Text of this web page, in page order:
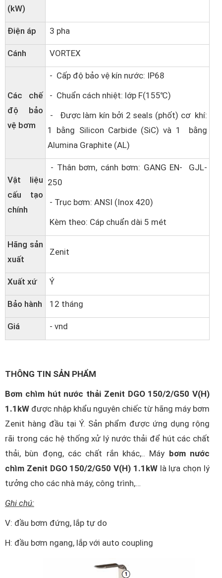
(kW)
Điện áp 3 pha
Cánh VORTEX
Các chế
độ bảo
vệ bơm
- Cấp độ bảo vệ kín nước: IP68
- Chuẩn cách nhiệt: lớp F(155℃)
- Được làm kín bởi 2 seals (phốt) cơ khí:
1 bằng Silicon Carbide (SiC) và 1 bằng
Alumina Graphite (AL)
Vật liệu
cấu tạo
chính
- Thân bơm, cánh bơm: GANG EN- GJL-
250
- Trục bơm: ANSI (Inox 420)
Kèm theo: Cáp chuẩn dài 5 mét
Hãng sản
xuất
Zenit
Xuất xứ Ý
Bảo hành 12 tháng
Giá - vnd
THÔNG TIN SẢN PHẨM
Bơm chìm hút nước thải Zenit DGO 150/2/G50 V(H)
1.1kW được nhập khẩu nguyên chiếc từ hãng máy bơm
Zenit hàng đầu tại Ý. Sản phẩm được ứng dụng rộng
rãi trong các hệ thống xử lý nước thải để hút các chất
thải, bùn đọng, các chất rắn khác,.. Máy bơm nước
chìm Zenit DGO 150/2/G50 V(H) 1.1kWlà lựa chọn lý
tưởng cho các nhà máy, công trình,…
Ghi chú:
V: đầu bơm đứng, lắp tự do
H: đầu bơm ngang, lắp với auto coupling